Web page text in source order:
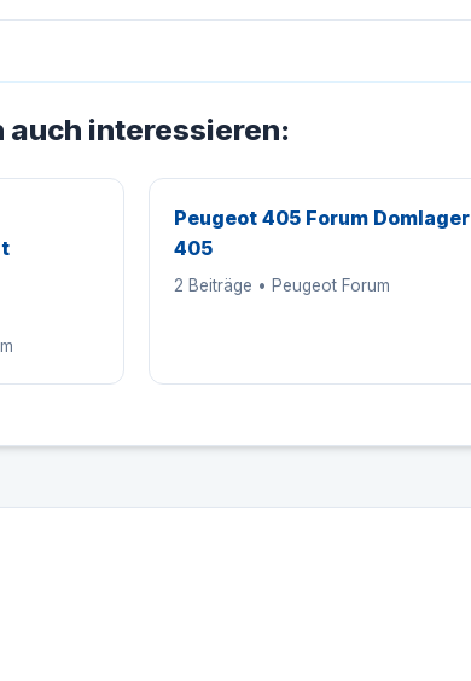
auch interessieren:
Peugeot 405 Forum Domlager
405
2 Beiträge • Peugeot Forum